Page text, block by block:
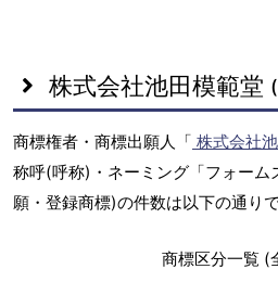
株式会社池田模範堂
商標権者・商標出願人「 株式会社
称呼(呼称)・ネーミング「フォーム
願・登録商標)の件数は以下の通りで
商標区分一覧 (